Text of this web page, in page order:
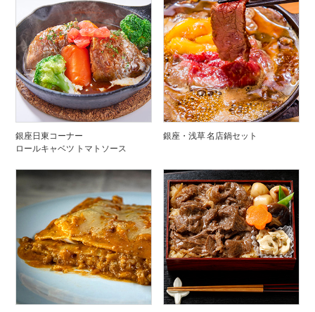
銀座日東コーナー
ロールキャベツ トマトソース
銀座・浅草 名店鍋セット